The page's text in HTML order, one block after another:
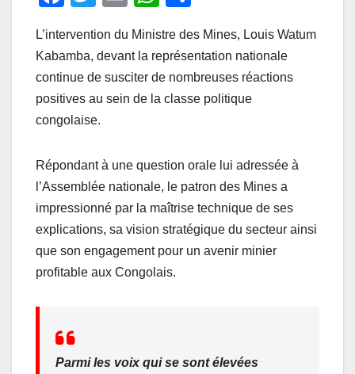
c
e
b
o
k
tt
er
ail at
s
A
ta
g
er
L’intervention du Ministre des Mines, Louis Watum
Kabamba, devant la représentation nationale
continue de susciter de nombreuses réactions
positives au sein de la classe politique
congolaise.
Répondant à une question orale lui adressée à
l’Assemblée nationale, le patron des Mines a
impressionné par la maîtrise technique de ses
explications, sa vision stratégique du secteur ainsi
que son engagement pour un avenir minier
profitable aux Congolais.
Parmi les voix qui se sont élevées